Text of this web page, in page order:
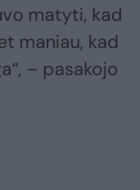
matyti, kad
maniau, kad
– pasakojo